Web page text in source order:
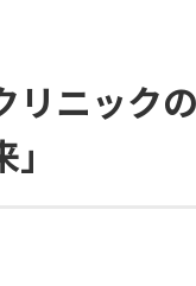
リニック